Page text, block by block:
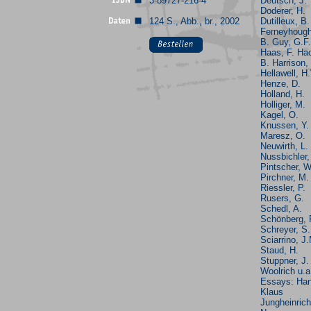
124 S., Abb., br., 2002
Doderer, H.
Dutilleux, B.
B. Guy, G.F.
Haas, F.
B. Harrison,
Hellawell,
Henze, D.
Holland, H.
Holliger, M.
Kagel, O.
Knussen, Y.
Maresz, O.
Neuwirth, L.
Pintscher,
Pirchner, M.
Riessler, P.
Rusers, G.
Schedl, A.
Schönberg,
Schreyer, S.
Sciarrino,
Staud, H.
Stuppner, J.
Woolrich
Essays:
Klaus